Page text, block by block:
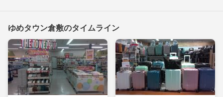
ゆめタウン倉敷のタイムライン